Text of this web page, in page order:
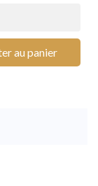
au panier